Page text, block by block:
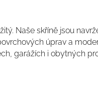
Naše skříně jsou
úprav a
garážích i obytných